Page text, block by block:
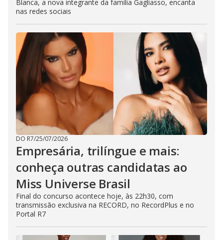
Blanca, a nova integrante da família Gagliasso, encanta
nas redes sociais
DO R7/25/07/2026
Empresária, trilíngue e mais:
conheça outras candidatas ao
Miss Universe Brasil
Final do concurso acontece hoje, às 22h30, com
transmissão exclusiva na RECORD, no RecordPlus e no
Portal R7